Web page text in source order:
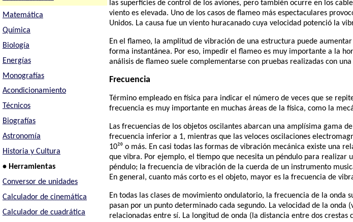
Matemática
Química
Biología
Energías
Monografías
Acondicionamiento
Técnicos
Biografías
Astronomía
Historia y Cultura
• Herramientas
Conversor de unidades
Calculador de cinemática
Calculador de cuadrática
las superficies de control de los aviones, pero también ocurre en los
viento es elevada. Uno de los casos de flameo más espectaculares
Unidos. La causa fue un viento huracanado cuya velocidad potenció la
En el flameo, la amplitud de vibración de una estructura puede
forma instantánea. Por eso, impedir el flameo es muy importante a la
análisis de flameo suele complementarse con pruebas realizadas con
Frecuencia
Término empleado en física para indicar el número de veces que se
frecuencia es muy importante en muchas áreas de la física, como la
Las frecuencias de los objetos oscilantes abarcan una amplísima gama
frecuencia inferior a 1, mientras que las veloces oscilaciones
10²⁰ o más. En casi todas las formas de vibración mecánica existe una
que vibra. Por ejemplo, el tiempo que necesita un péndulo para realizar
péndulo; la frecuencia de vibración de la cuerda de un instrumento
En general, cuanto más corto es el objeto, mayor es la frecuencia de
En todas las clases de movimiento ondulatorio, la frecuencia de la onda
pasan por un punto determinado cada segundo. La velocidad de la onda
relacionadas entre sí. La longitud de onda (la distancia entre dos